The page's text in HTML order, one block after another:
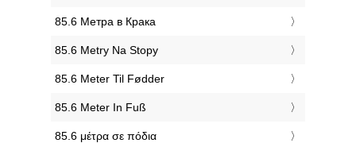
‎85.6 Метра в Крака
‎85.6 Metry Na Stopy
‎85.6 Meter Til Fødder
‎85.6 Meter In Fuß
‎85.6 μέτρα σε πόδια